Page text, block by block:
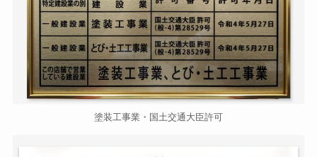
塗装工事業・国土交通大臣許可